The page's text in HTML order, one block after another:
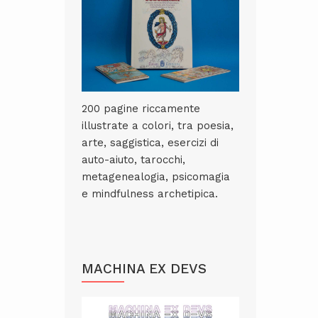
200 pagine riccamente
illustrate a colori, tra poesia,
arte, saggistica, esercizi di
auto-aiuto, tarocchi,
metagenealogia, psicomagia
e mindfulness archetipica.
MACHINA EX DEVS